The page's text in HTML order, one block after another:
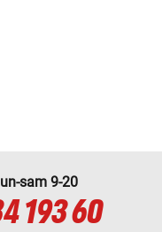
sam 9-20
193 60